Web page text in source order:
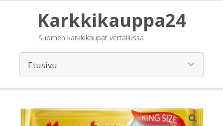
Karkkikauppa24
Suomen karkkikaupat vertailussa